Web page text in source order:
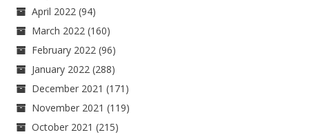
April 2022 (94)
March 2022 (160)
February 2022 (96)
January 2022 (288)
December 2021 (171)
November 2021 (119)
October 2021 (215)